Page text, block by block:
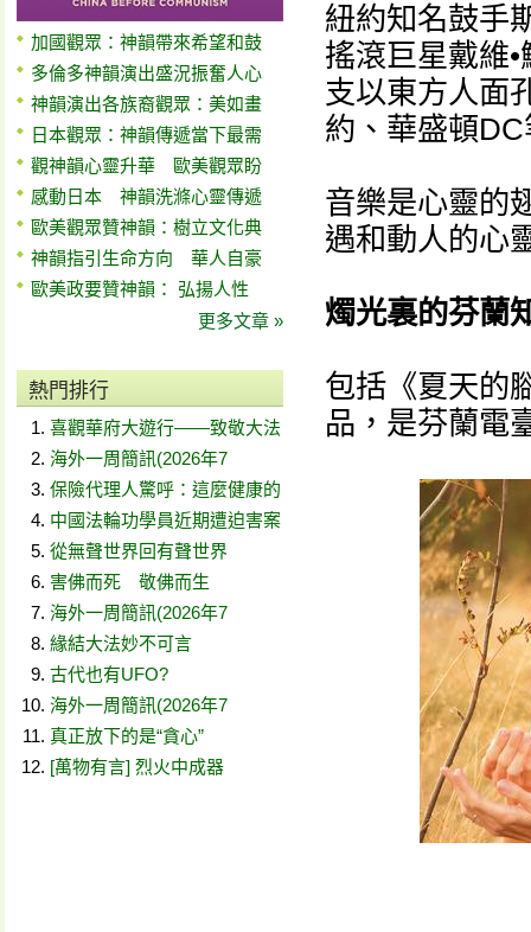
加國觀眾：神韻帶來希望和鼓
多倫多神韻演出盛況振奮人心
神韻演出各族裔觀眾：美如畫
日本觀眾：神韻傳遞當下最需
觀神韻心靈升華 歐美觀眾盼
感動日本 神韻洗滌心靈傳遞
歐美觀眾贊神韻：樹立文化典
神韻指引生命方向 華人自豪
歐美政要贊神韻： 弘揚人性
更多文章 »
熱門排行
喜觀華府大遊行——致敬大法
海外一周簡訊(2026年7
保險代理人驚呼：這麼健康的
中國法輪功學員近期遭迫害案
從無聲世界回有聲世界
害佛而死 敬佛而生
海外一周簡訊(2026年7
緣結大法妙不可言
古代也有UFO?
海外一周簡訊(2026年7
真正放下的是“貪心”
[萬物有言] 烈火中成器
紐約知名鼓手
搖滾巨星戴維
支以東方人面
約、華盛頓
音樂是心靈的
遇和動人的心
燭光裏的芬蘭
包括《夏天的
品，是芬蘭電